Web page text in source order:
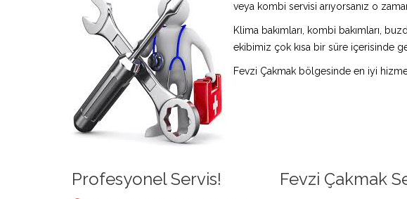
veya kombi servisi arıyorsanız o
Klima bakımları, kombi bakımları,
ekibimiz çok kısa bir süre içerisinde
Fevzi Çakmak bölgesinde en iyi
Profesyonel Servis! Fevzi Çakmak